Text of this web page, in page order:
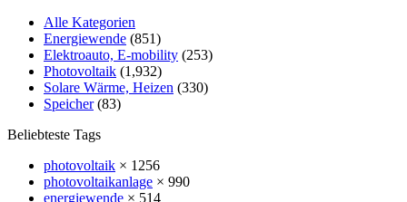
Alle Kategorien
Energiewende (851)
Elektroauto, E-mobility (253)
Photovoltaik (1,932)
Solare Wärme, Heizen (330)
Speicher (83)
Beliebteste Tags
photovoltaik × 1256
photovoltaikanlage × 990
energiewende × 514